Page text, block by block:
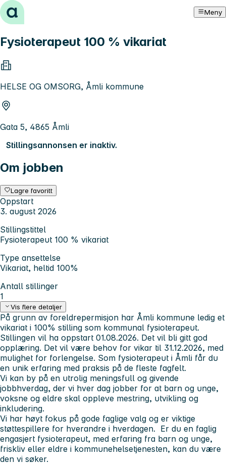
Hopp til innhold Meny
Fysioterapeut 100 % vikariat
HELSE OG OMSORG, Åmli kommune
Gata 5, 4865 Åmli
Stillingsannonsen er inaktiv.
Om jobben
Lagre favoritt
Oppstart
3. august 2026
Stillingstittel
Fysioterapeut 100 % vikariat
Type ansettelse
Vikariat, heltid 100%
Antall stillinger
1
Vis flere detaljer
På grunn av foreldrepermisjon har Åmli kommune ledig et
vikariat i 100% stilling som kommunal fysioterapeut.
Stillingen vil ha oppstart 01.08.2026. Det vil bli gitt god
opplæring. Det vil være behov for vikar til 31.12.2026, med
mulighet for forlengelse. Som fysioterapeut i Åmli får du
en unik erfaring med praksis på de fleste fagfelt.
Vi kan by på en utrolig meningsfull og givende
jobbhverdag, der vi hver dag jobber for at barn og unge,
voksne og eldre skal oppleve mestring, utvikling og
inkludering.
Vi har høyt fokus på gode faglige valg og er viktige
støttespillere for hverandre i hverdagen. Er du en faglig
engasjert fysioterapeut, med erfaring fra barn og unge,
friskliv eller eldre i kommunehelsetjenesten, kan du være
den vi søker.